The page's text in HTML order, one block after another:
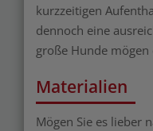
kurzzeitigen
dennoch eine
große Hunde mögen
Materialien
Mögen Sie es lieber